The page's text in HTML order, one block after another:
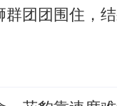
团团围住，